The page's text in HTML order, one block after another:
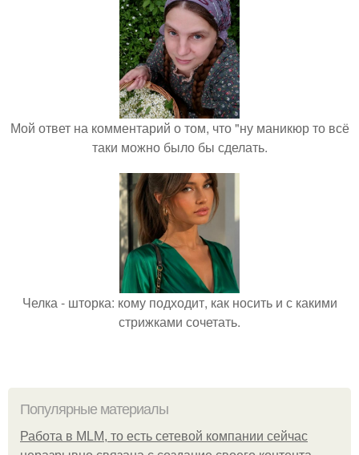
Мой ответ на комментарий о том, что "ну маникюр то всё
таки можно было бы сделать.
Челка - шторка: кому подходит, как носить и с какими
стрижками сочетать.
Популярные материалы
Работа в MLM, то есть сетевой компании сейчас